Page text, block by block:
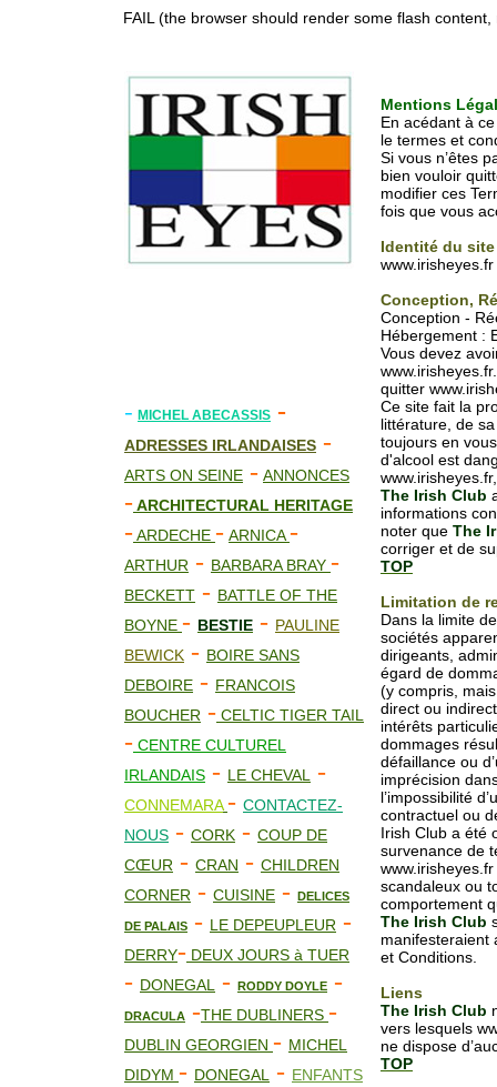
FAIL (the browser should render some flash content,
- MICHEL ABECASSIS -
ADRESSES IRLANDAISES -
ARTS ON SEINE - ANNONCES
-ARCHITECTURAL HERITAGE
-ARDECHE - ARNICA-
ARTHUR - BARBARA BRAY -
BECKETT - BATTLE OF THE
BOYNE - BESTIE - PAULINE
BEWICK - BOIRE SANS
DEBOIRE - FRANCOIS
BOUCHER - CELTIC TIGER TAIL
- CENTRE CULTUREL
IRLANDAIS - LE CHEVAL -
CONNEMARA - CONTACTEZ-
NOUS - CORK - COUP DE
CŒUR - CRAN - CHILDREN
CORNER - CUISINE - DELICES
DE PALAIS - LE DEPEUPLEUR -
DERRY- DEUX JOURS à TUER
- DONEGAL - RODDY DOYLE -
DRACULA -THE DUBLINERS -
DUBLIN GEORGIEN - MICHEL
DIDYM - DONEGAL - ENFANTS
Mentions
En acédant à
le termes et
Si vous n’êtes
bien vouloir
modifier ces
fois que vous
Identité du site
www.irisheyes.fr
Conception,
Conception -
Hébergement :
Vous devez
quitter
Ce site fait la
littérature, de
toujours en
d'alcool est
The Irish Club
informations
noter que The
corriger et de
TOP
Limitation de
Dans la limite
sociétés
dirigeants,
égard de
(y compris,
direct ou
intérêts
dommages
défaillance ou
imprécision
l’impossibilité
contractuel ou
Irish Club a été
survenance de
scandaleux ou
comportement
The Irish Club
manifesteraient
et Conditions.
Liens
The Irish Club
vers lesquels
ne dispose
TOP